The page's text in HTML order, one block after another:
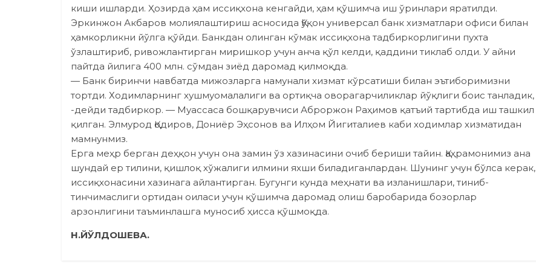
киши ишларди. Ҳозирда ҳам иссиқхона кенгайди, ҳам қўшимча иш ўринлари яратилди.
Эркинжон Акбаров молиялаштириш асносида Қўқон универсал банк хизматлари офиси билан
ҳамкорликни йўлга қўйди. Банкдан олинган кўмак иссиқхона тадбиркорлигини пухта
ўзлаштириб, ривожлантирган миришкор учун анча қўл келди, қаддини тиклаб олди. У айни
пайтда йилига 400 млн. сўмдан зиёд даромад қилмоқда.
— Банк биринчи навбатда мижозларга намунали хизмат кўрсатиши билан эътиборимизни
торт­ди. Ходимларнинг хушмуомалалиги ва ортиқча оворагарчиликлар йўқлиги боис танладик,
-дейди тадбиркор. — Муассаса бошқарувчиси Аброр­жон Раҳимов қатъий тартибда иш ташкил
қилган. Элмурод Қодиров, Дониёр Эҳсонов ва Илҳом Йигиталиев каби ходимлар хизматидан
мамнунмиз.
Ерга меҳр берган деҳқон учун она замин ўз хазинасини очиб бериши та­йин. Қаҳрамонимиз ана
шундай ер тилини, қишлоқ хўжалиги илмини яхши биладиганлардан. Шунинг учун бўлса керак,
иссиқхонасини хазинага айлантирган. Бугунги кунда меҳнати ва изланишлари, тиниб-
тинчимаслиги ортидан оиласи учун қўшимча даромад олиш баробарида бозорлар
арзонлигини таъминлашга муносиб ҳисса қўшмоқда.
Н.ЙЎЛДОШЕВА.